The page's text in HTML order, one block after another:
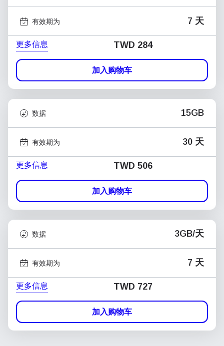
有效期为 7 天
更多信息 TWD 284
加入购物车
数据 15GB
有效期为 30 天
更多信息 TWD 506
加入购物车
数据 3GB/天
有效期为 7 天
更多信息 TWD 727
加入购物车